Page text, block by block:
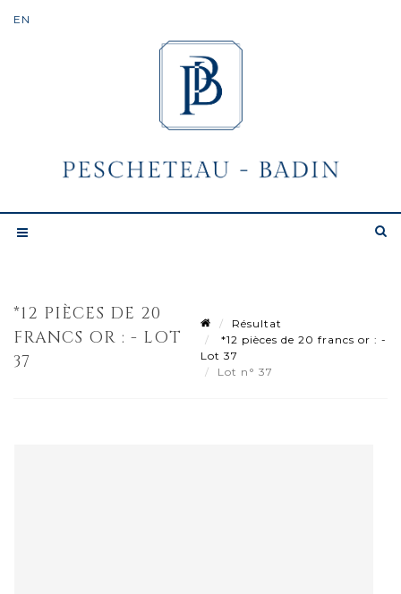
*12 PIÈCES DE 20
FRANCS OR : - LOT
37
Résultat
*12 pièces de 20 francs or : -
Lot 37
Lot n° 37